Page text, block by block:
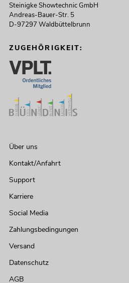
Steinigke Showtechnic GmbH
Andreas-Bauer-Str. 5
D-97297 Waldbüttelbrunn
ZUGEHÖRIGKEIT:
Über uns
Kontakt/Anfahrt
Support
Karriere
Social Media
Zahlungsbedingungen
Versand
Datenschutz
AGB